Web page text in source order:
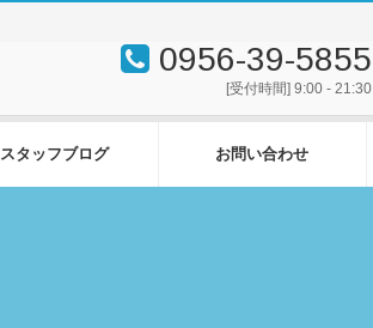
0956-39-5855
[受付時間] 9:00 - 21:30
スタッフブログ お問い合わせ